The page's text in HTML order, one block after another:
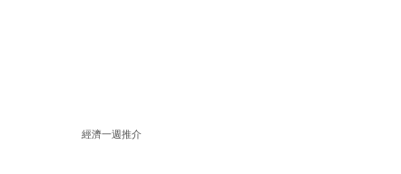
經濟一週推介